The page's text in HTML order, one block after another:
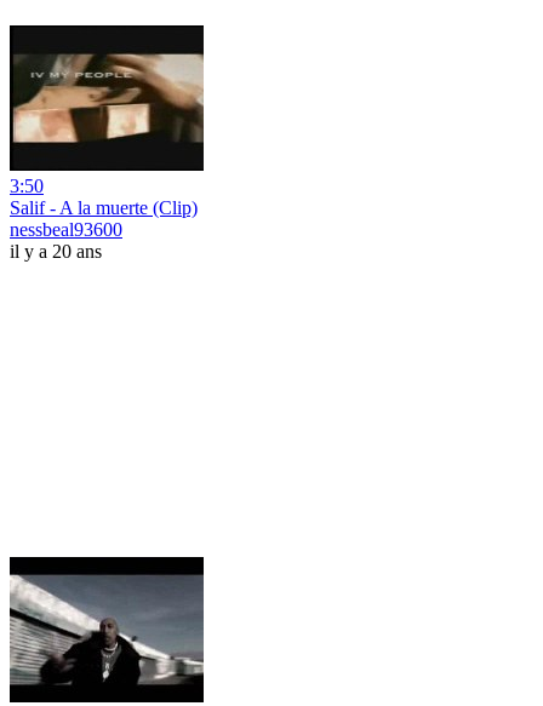
3:50
Salif - A la muerte (Clip)
nessbeal93600
il y a 20 ans